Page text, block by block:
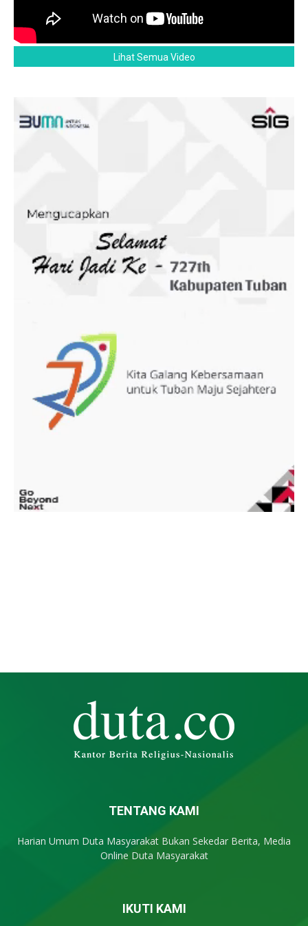
Lihat Semua Video
TENTANG KAMI
Harian Umum Duta Masyarakat Bukan Sekedar Berita, Media
Online Duta Masyarakat
IKUTI KAMI